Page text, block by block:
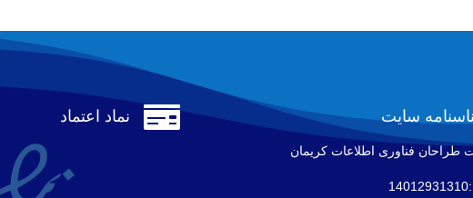
 نماد اعتماد سایت
فناوری اطلاعات كريمان